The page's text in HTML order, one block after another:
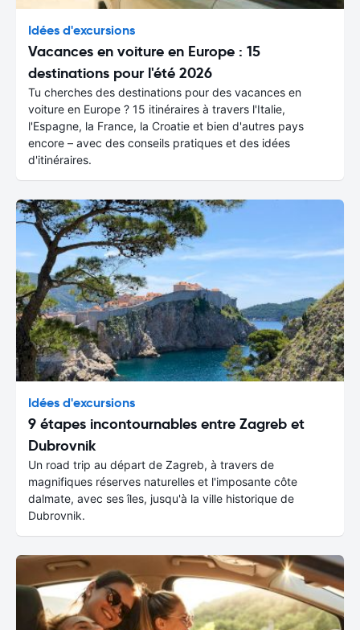
Idées d'excursions
Vacances en voiture en Europe : 15
destinations pour l'été 2026
Tu cherches des destinations pour des vacances en
voiture en Europe ? 15 itinéraires à travers l'Italie,
l'Espagne, la France, la Croatie et bien d'autres pays
encore – avec des conseils pratiques et des idées
d'itinéraires.
Idées d'excursions
9 étapes incontournables entre Zagreb et
Dubrovnik
Un road trip au départ de Zagreb, à travers de
magnifiques réserves naturelles et l'imposante côte
dalmate, avec ses îles, jusqu'à la ville historique de
Dubrovnik.